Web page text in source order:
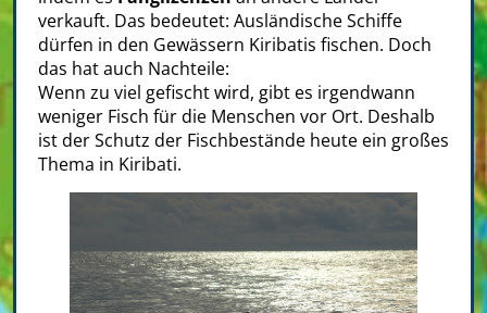
verkauft. Das bedeutet: Ausländische Schiffe
dürfen in den Gewässern Kiribatis fischen. Doch
das hat auch Nachteile:
Wenn zu viel gefischt wird, gibt es irgendwann
weniger Fisch für die Menschen vor Ort. Deshalb
ist der Schutz der Fischbestände heute ein großes
Thema in Kiribati.